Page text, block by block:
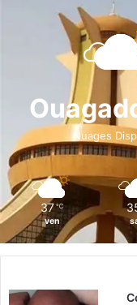
e
o
k
Nuages
37 ℃
ven